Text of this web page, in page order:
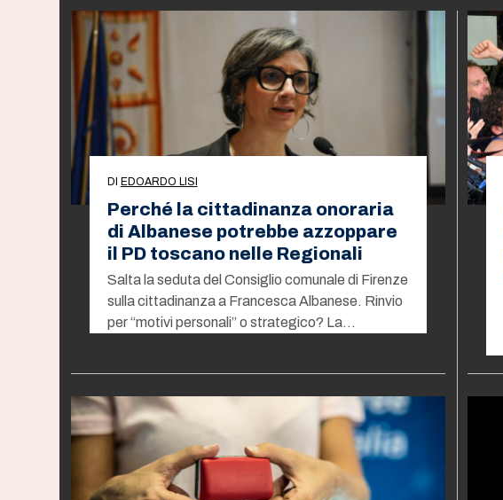
DI EDOARDO LISI
Perché la cittadinanza onoraria
di Albanese potrebbe azzoppare
il PD toscano nelle Regionali
Salta la seduta del Consiglio comunale di Firenze
sulla cittadinanza a Francesca Albanese. Rinvio
per “motivi personali” o strategico? La…